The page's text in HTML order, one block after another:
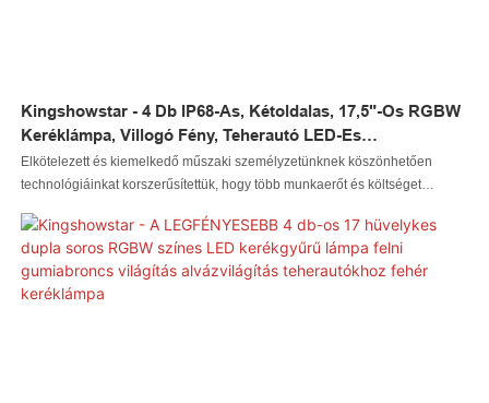
Kingshowstar - 4 Db IP68-As, Kétoldalas, 17,5"-Os RGBW
Keréklámpa, Villogó Fény, Teherautó LED-Es
Keréklámpákhoz
Elkötelezett és kiemelkedő műszaki személyzetünknek köszönhetően
technológiáinkat korszerűsítettük, hogy több munkaerőt és költséget
használják az autóvilágítási rendszerek területén.